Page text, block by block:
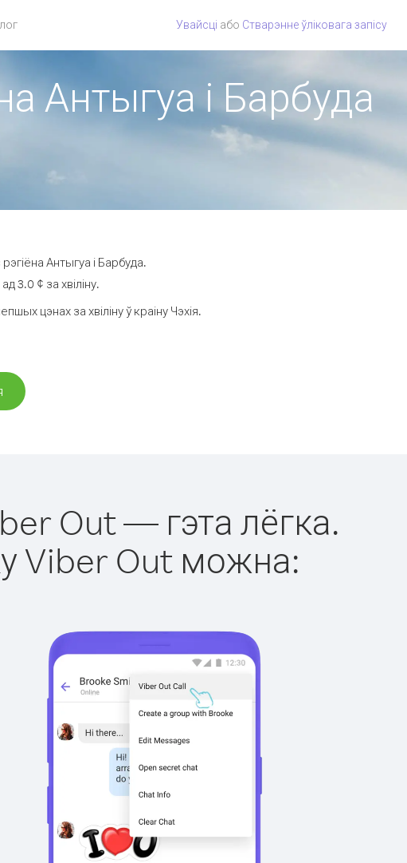
Увайсці або Стварэнне ўліковага запісу
Антыгуа і Барбуда
Антыгуа і Барбуда.
3.0 ¢ за хвіліну.
цэнах за хвіліну ў краіну Чэхія.
Out — гэта лёгка.
Viber Out можна: